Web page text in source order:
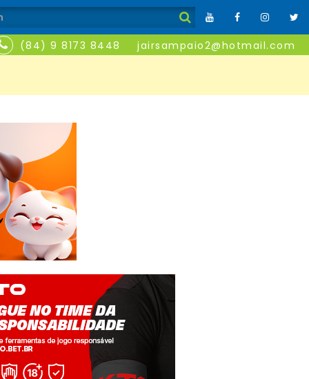
(84) 9 8173 8448 jairsampaio2@hotmail.com